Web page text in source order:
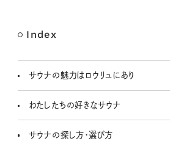
Index
サウナの魅力はロウリュにあり
わたしたちの好きなサウナ
サウナの探し方・選び方